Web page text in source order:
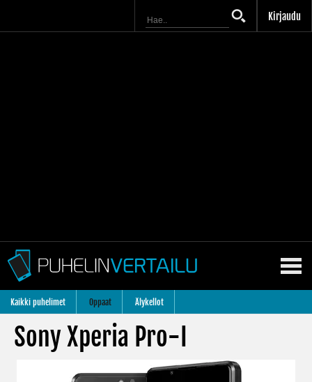
Kirjaudu
Kaikki puhelimet Oppaat Älykellot
Sony Xperia Pro-I